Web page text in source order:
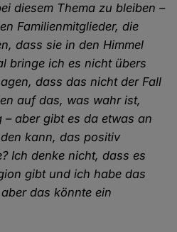
diesem Thema zu bleiben –
Familienmitglieder, die
dass sie in den Himmel
bringe ich es nicht übers
dass das nicht der Fall
auf das, was wahr ist,
aber gibt es da etwas an
kann, das positiv
Ich denke nicht, dass es
gibt und ich habe das
das könnte ein